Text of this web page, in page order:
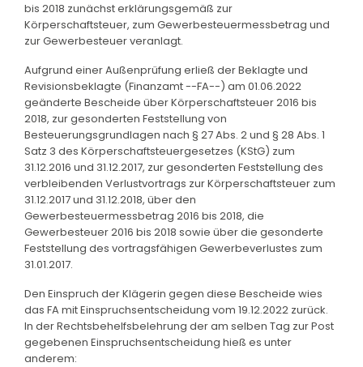
bis 2018 zunächst erklärungsgemäß zur
Körperschaftsteuer, zum Gewerbesteuermessbetrag und
zur Gewerbesteuer veranlagt.
Aufgrund einer Außenprüfung erließ der Beklagte und
Revisionsbeklagte (Finanzamt --FA--) am 01.06.2022
geänderte Bescheide über Körperschaftsteuer 2016 bis
2018, zur gesonderten Feststellung von
Besteuerungsgrundlagen nach § 27 Abs. 2 und § 28 Abs. 1
Satz 3 des Körperschaftsteuergesetzes (KStG) zum
31.12.2016 und 31.12.2017, zur gesonderten Feststellung des
verbleibenden Verlustvortrags zur Körperschaftsteuer zum
31.12.2017 und 31.12.2018, über den
Gewerbesteuermessbetrag 2016 bis 2018, die
Gewerbesteuer 2016 bis 2018 sowie über die gesonderte
Feststellung des vortragsfähigen Gewerbeverlustes zum
31.01.2017.
Den Einspruch der Klägerin gegen diese Bescheide wies
das FA mit Einspruchsentscheidung vom 19.12.2022 zurück.
In der Rechtsbehelfsbelehrung der am selben Tag zur Post
gegebenen Einspruchsentscheidung hieß es unter
anderem: